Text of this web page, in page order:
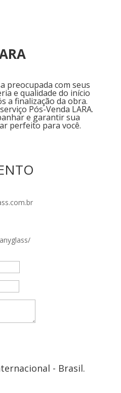
preocupada com seus
e qualidade do início
a finalização da obra.
Pós-Venda LARA.
e garantir sua
perfeito para você.
- Brasil.